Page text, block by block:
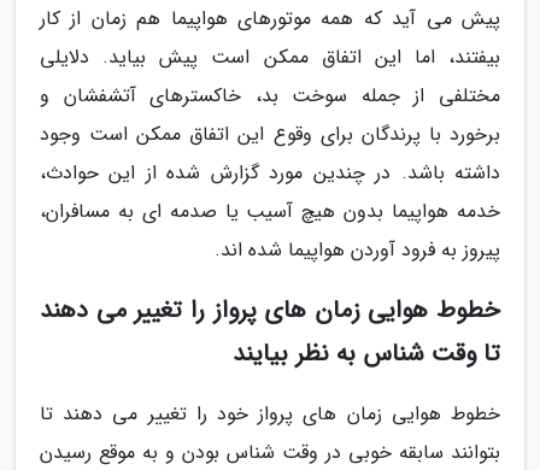
پیش می آید که همه موتورهای هواپیما هم زمان از کار
بیفتند، اما این اتفاق ممکن است پیش بیاید. دلایلی
مختلفی از جمله سوخت بد، خاکسترهای آتشفشان و
برخورد با پرندگان برای وقوع این اتفاق ممکن است وجود
داشته باشد. در چندین مورد گزارش شده از این حوادث،
خدمه هواپیما بدون هیچ آسیب یا صدمه ای به مسافران،
پیروز به فرود آوردن هواپیما شده اند.
خطوط هوایی زمان های پرواز را تغییر می دهند
تا وقت شناس به نظر بیایند
خطوط هوایی زمان های پرواز خود را تغییر می دهند تا
بتوانند سابقه خوبی در وقت شناس بودن و به موقع رسیدن